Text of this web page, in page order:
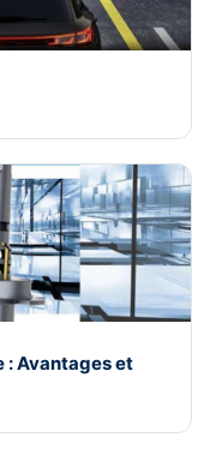
: Avantages et